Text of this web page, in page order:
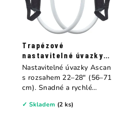
Trapézové
nastavitelné úvazky
Ascan
✓ Skladem (2 ks)
Nastavitelné úvazky Ascan
s rozsahem 22–28" (56–71
cm). Snadné a rychlé